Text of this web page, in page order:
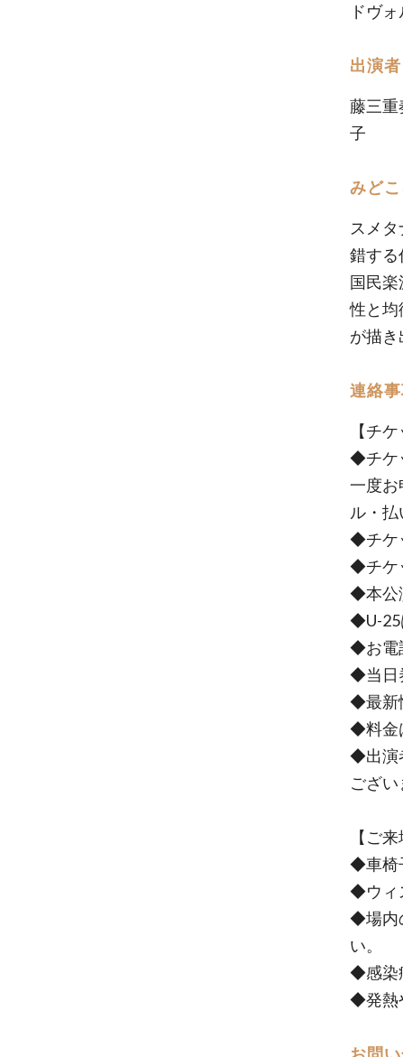
ドヴ
出演者
藤三
子
みど
スメ
錯する
国民
性と均
が描き
連絡
【チ
◆チケ
一度お
ル・
◆チケ
◆チケ
◆本公
◆U-25
◆お電
◆当日
◆最新
◆料金
◆出演
ござい
【ご来
◆車椅
◆ウィ
◆場内
い。
◆感染
◆発熱